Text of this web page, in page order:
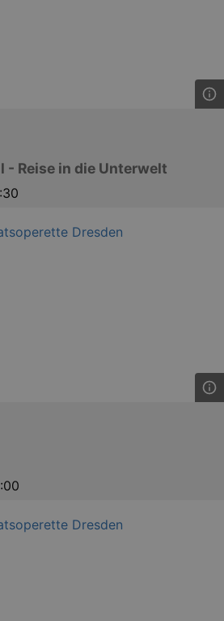
- Reise in die Unterwelt